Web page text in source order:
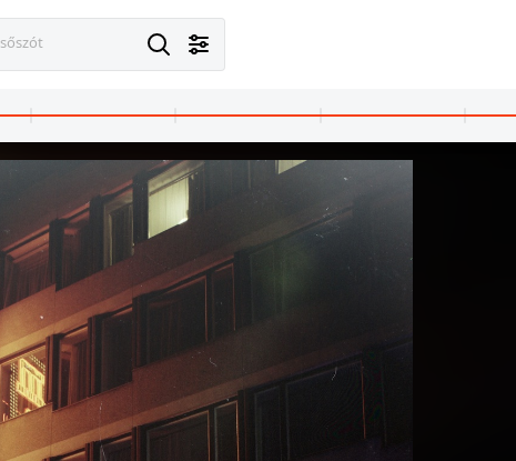
területén.
1972 · Budapest XIV. · Városliget